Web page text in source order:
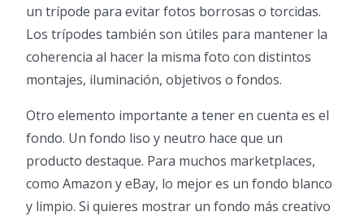
un trípode para evitar fotos borrosas o torcidas.
Los trípodes también son útiles para mantener la
coherencia al hacer la misma foto con distintos
montajes, iluminación, objetivos o fondos.
Otro elemento importante a tener en cuenta es el
fondo. Un fondo liso y neutro hace que un
producto destaque. Para muchos marketplaces,
como Amazon y eBay, lo mejor es un fondo blanco
y limpio. Si quieres mostrar un fondo más creativo